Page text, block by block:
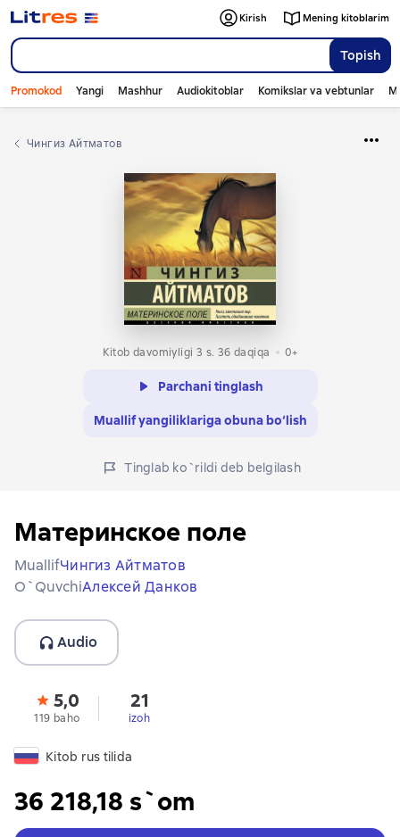
Topish
Kirish Mening kitoblarim
Promokod Yangi Mashhur Audiokitoblar Komikslar va vebtunlar
Чингиз Айтматов
Kitob davomiyligi 3 s. 36 daqiqa 0+
Parchani tinglash
Muallif yangiliklariga obuna bo‘lish
Tinglab ko`rildi deb belgilash
Материнское поле
MuallifЧингиз Айтматов
O`quvchiАлексей Данков
Audio
5,0
119 baho
21
izoh
Kitob rus tilida
36 218,18 s`om